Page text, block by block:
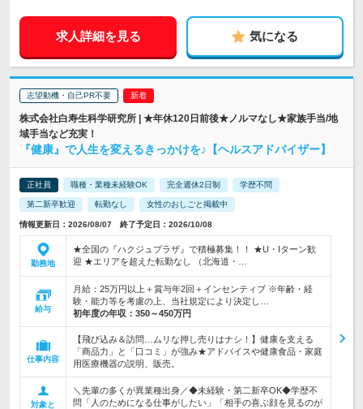
求人詳細を見る 気になる
志望動機・自己PR不要
株式会社白寿生科学研究所 | ★年休120日前後★ノルマなし★家族手当/地
域手当など充実！
『健康』で人生を変えるきっかけを♪【ヘルスアドバイザー】
正社員 職種・業種未経験OK 完全週休2日制 学歴不問
第二新卒歓迎 転勤なし 女性のおしごと掲載中
情報更新日：2026/08/07 終了予定日：2026/10/08
勤務地
★全国の『ハクジュプラザ』で積極募集！！ ★U・Iターン歓
迎 ★エリアを超えた転勤なし （北海道・…
給与
月給：25万円以上＋賞与年2回＋インセンティブ ※年齢・経
験・能力等を考慮の上、当社規定により決定し…
初年度の年収： 350～450万円
仕事内容
【飛び込み＆訪問…ムリな押し売りはナシ！】健康を支える
「商品力」と「口コミ」が強み★アドバイスや健康食品・家庭
用医療機器の説明、販売。
対象と
＼先輩の多くが異業種出身／◆未経験・第二新卒OK◆学歴不
問「人のためになる仕事がしたい」「相手の喜ぶ顔を見るのが